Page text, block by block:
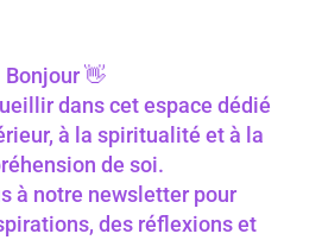
Bonjour 👋
dans cet espace dédié
à la spiritualité et à la
de soi.
à notre newsletter pour
des réflexions et